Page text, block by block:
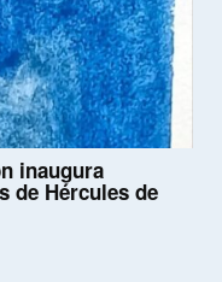
inaugura
de Hércules de